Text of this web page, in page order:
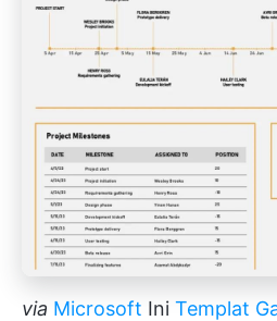
via Microsoft Ini Templat